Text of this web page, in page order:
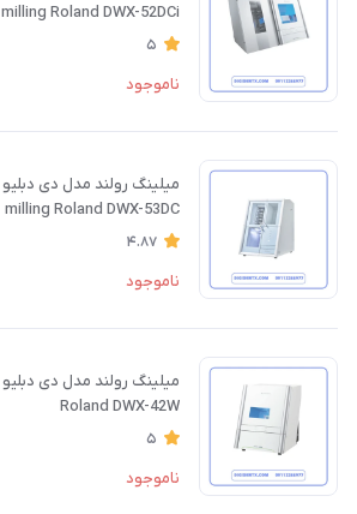
milling Roland DWX-52DCi
5
ناموجود
milling Roland DWX-53DC
4.87
ناموجود
Roland DWX-42W
5
ناموجود